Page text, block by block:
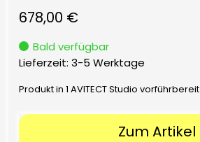
678,00 €
Bald verfügbar
Lieferzeit: 3-5 Werktage
Produkt in 1 AVITECT Studio vorführbereit
Zum Artikel